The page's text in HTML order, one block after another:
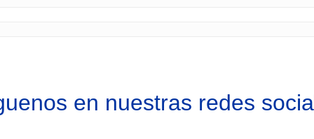
en nuestras redes